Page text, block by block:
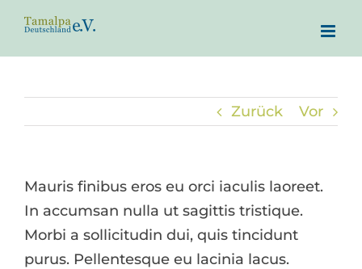
Inhalt
springen
Zurück Vor
Mauris finibus eros eu orci iaculis laoreet.
In accumsan nulla ut sagittis tristique.
Morbi a sollicitudin dui, quis tincidunt
purus. Pellentesque eu lacinia lacus.